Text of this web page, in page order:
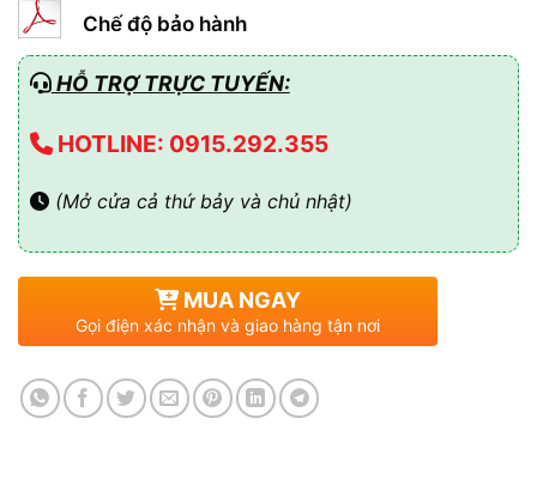
Chế độ bảo hành
HỖ TRỢ TRỰC TUYẾN:
HOTLINE: 0915.292.355
(Mở cửa cả thứ bảy và chủ nhật)
MUA NGAY
Gọi điện xác nhận và giao hàng tận nơi